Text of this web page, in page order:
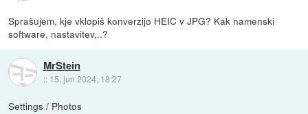
Sprašujem, kje vklopiš konverzijo HEIC v JPG? Kak namenski
software, nastavitev,..?
MrStein
:: 15. jun 2024, 18:27
Settings / Photos